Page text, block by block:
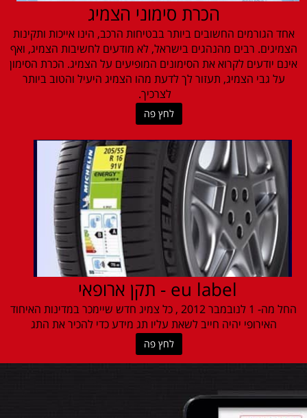
הכרת סימוני הצמיג
אחד הגורמים החשובים ביותר בבטיחות הרכב, הינו אייכות ותקינות
הצמיגים. רבים מהנהגים בישראל, לא מודעים לחשיבות הצמיג, ואף
אינם יודעים לקרוא את הסימונים המופיעים על הצמיג. הכרת הסימון
על גבי הצמיג, תעזור לך לדעת מהו הצמיג היעיל והטוב ביותר
לצרכיך.
לחץ פה
eu label - תקן ארופאי
החל מה- 1 לנובמבר 2012 , כל צמיג חדש שיימכר במדינות האיחוד
האירופי יהיה חייב לשאת עליו תג מידע כדי להכיר את התג
לחץ פה